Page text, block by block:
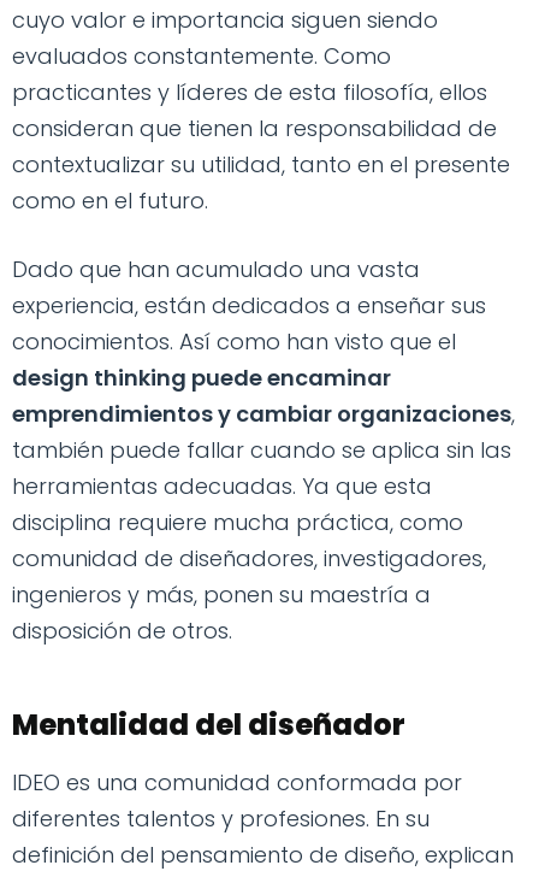
cuyo valor e importancia siguen siendo
evaluados constantemente. Como
practicantes y líderes de esta filosofía, ellos
consideran que tienen la responsabilidad de
contextualizar su utilidad, tanto en el presente
como en el futuro.
Dado que han acumulado una vasta
experiencia, están dedicados a enseñar sus
conocimientos. Así como han visto que el
design thinking puede encaminar
emprendimientos y cambiar organizaciones,
también puede fallar cuando se aplica sin las
herramientas adecuadas. Ya que esta
disciplina requiere mucha práctica, como
comunidad de diseñadores, investigadores,
ingenieros y más, ponen su maestría a
disposición de otros.
Mentalidad del diseñador
IDEO es una comunidad conformada por
diferentes talentos y profesiones. En su
definición del pensamiento de diseño, explican